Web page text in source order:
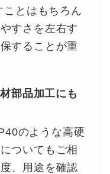
ことはもちろん
すさを左右す
することが重
部品加工にも
のような高硬
ついてもご相
、用途を確認